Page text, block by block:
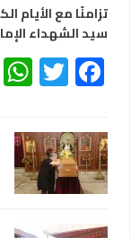
تزامنًا مع الأيام
سيد الشهداء